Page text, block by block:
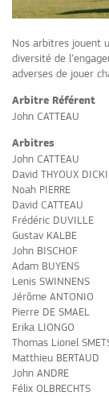
Nos arbitres jouent
diversité de
adverses de jouer
Arbitre Référent
John CATTEAU
Arbitres
John CATTEAU
David THYOUX
Noah PIERRE
David CATTEAU
Frédéric DUVILLE
Gustav KALBE
John BISCHOF
Adam BUYENS
Lenis SWINNENS
Jérôme ANTONIO
Pierre DE SMAEL
Erika LIONGO
Thomas Lionel
Matthieu BERTAUD
John ANDRE
Félix OLBRECHTS